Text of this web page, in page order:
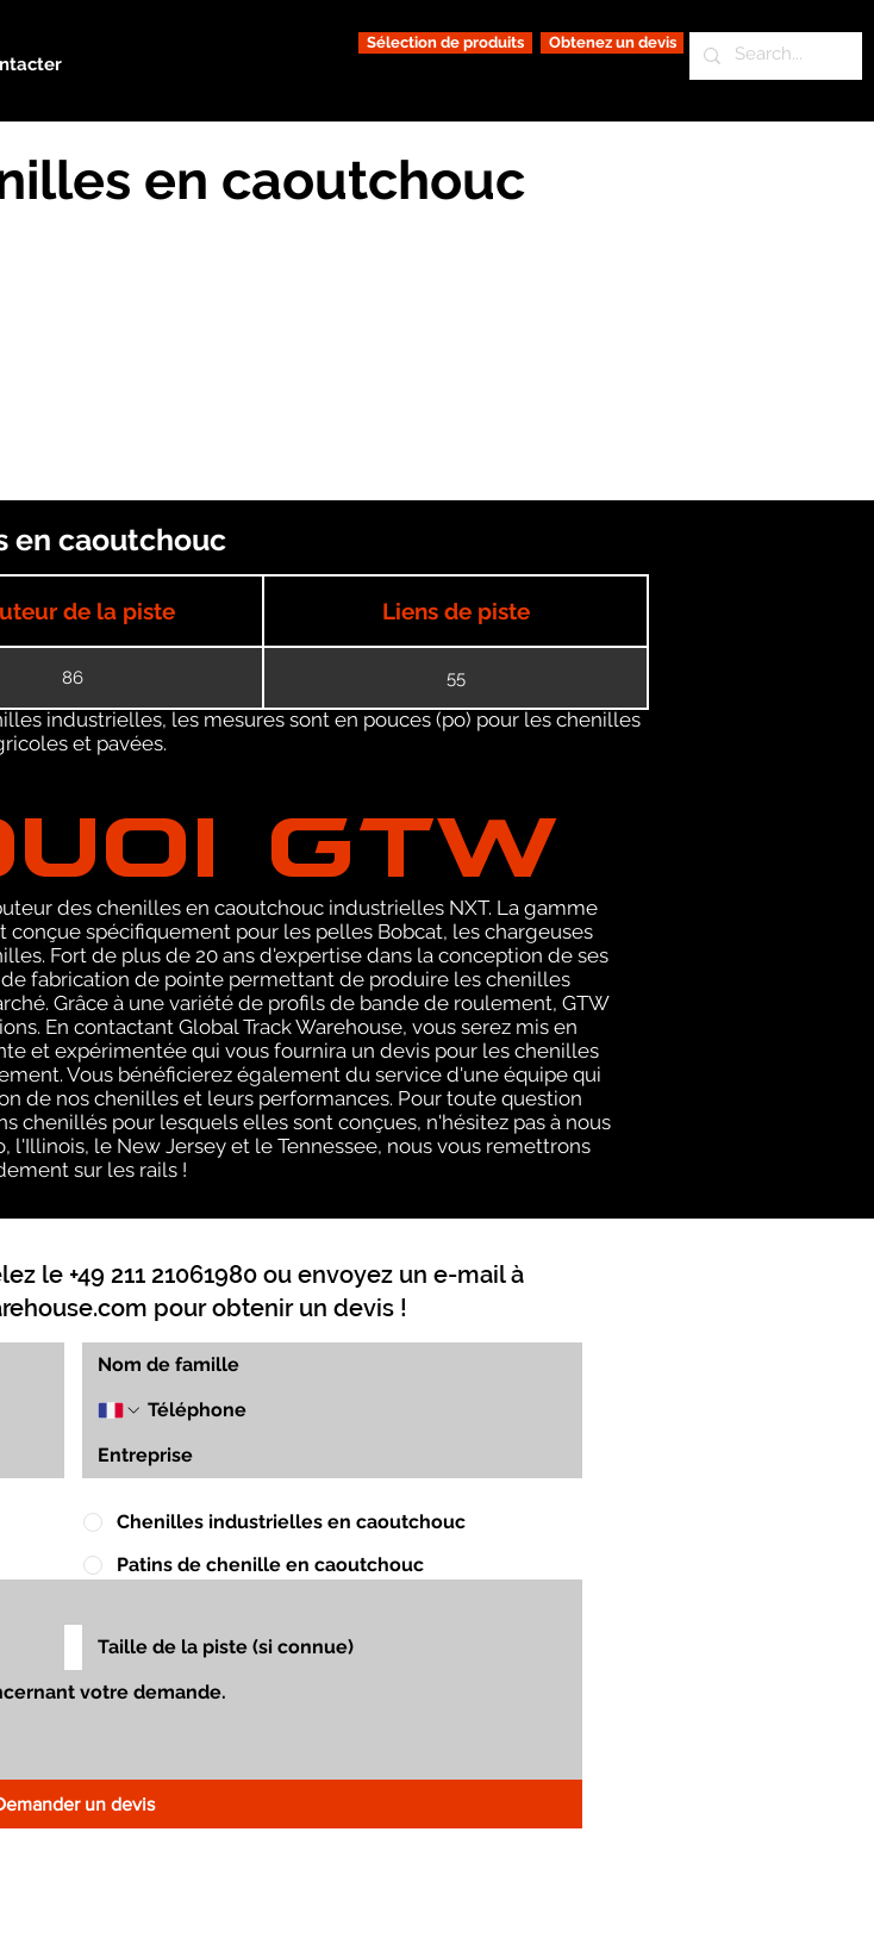
Sélection de produits Obtenez un devis
en caoutchouc
en caoutchouc
de la piste Liens de piste
86 55
industrielles, les mesures sont en pouces (po) pour les chenilles
et pavées.
GTW
des chenilles en caoutchouc industrielles NXT. La gamme
spécifiquement pour les pelles Bobcat, les chargeuses
Fort de plus de 20 ans d'expertise dans la conception de ses
fabrication de pointe permettant de produire les chenilles
Grâce à une variété de profils de bande de roulement, GTW
En contactant Global Track Warehouse, vous serez mis en
et expérimentée qui vous fournira un devis pour les chenilles
Vous bénéficierez également du service d'une équipe qui
de nos chenilles et leurs performances. Pour toute question
chenillés pour lesquels elles sont conçues, n'hésitez pas à nous
l'Illinois, le New Jersey et le Tennessee, nous vous remettrons
sur les rails !
le +49 211 21061980 ou envoyez un e-mail à
pour obtenir un devis !
Chenilles industrielles en caoutchouc
Patins de chenille en caoutchouc
un devis